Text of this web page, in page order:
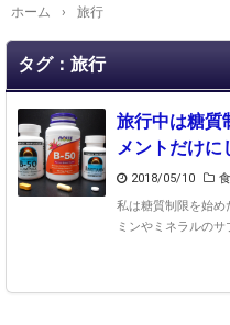
ホーム › 旅行
タグ：旅行
旅行中は糖質
メントだけに
2018/05/10
私は糖質制限を始め
ミンやミネラルのサ